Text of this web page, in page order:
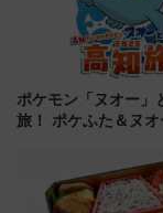
ポケモン「ヌオー」
旅！ ポケふた＆ヌ
路の絶景と絶品グル
（7月18日スタート）